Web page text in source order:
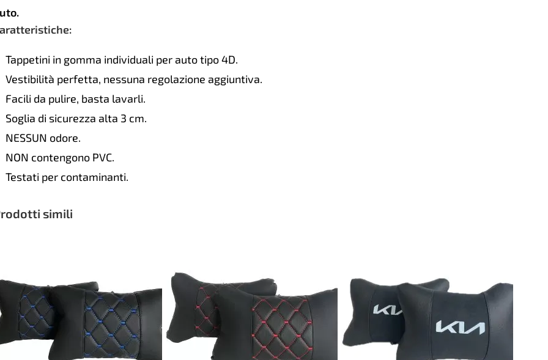
Tappetini in gomma individuali per auto tipo 4D.
Vestibilità perfetta, nessuna regolazione aggiuntiva.
Facili da pulire, basta lavarli.
Soglia di sicurezza alta 3 cm.
NESSUN odore.
NON contengono PVC.
Testati per contaminanti.
simili